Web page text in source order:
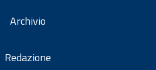
Archivio
Redazione